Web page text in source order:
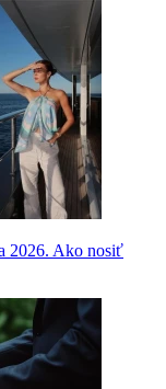
2026. Ako nosiť